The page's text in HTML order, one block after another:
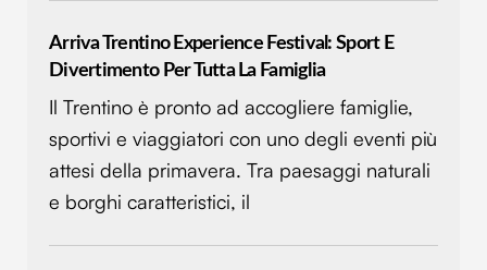
Arriva Trentino Experience Festival: Sport E
Divertimento Per Tutta La Famiglia
Il Trentino è pronto ad accogliere famiglie,
sportivi e viaggiatori con uno degli eventi più
attesi della primavera. Tra paesaggi naturali
e borghi caratteristici, il